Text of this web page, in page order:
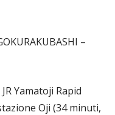
–
Yamatoji Rapid
Oji (34 minuti,